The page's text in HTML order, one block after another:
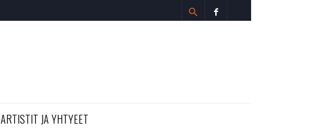
ARTISTIT JA YHTYEET